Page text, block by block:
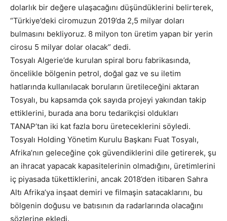
dolarlık bir değere ulaşacağını düşündüklerini belirterek,
“Türkiye’deki ciromuzun 2019’da 2,5 milyar doları
bulmasını bekliyoruz. 8 milyon ton üretim yapan bir yerin
cirosu 5 milyar dolar olacak” dedi.
Tosyalı Algerie’de kurulan spiral boru fabrikasında,
öncelikle bölgenin petrol, doğal gaz ve su iletim
hatlarında kullanılacak boruların üretileceğini aktaran
Tosyalı, bu kapsamda çok sayıda projeyi yakından takip
ettiklerini, burada ana boru tedarikçisi oldukları
TANAP’tan iki kat fazla boru üreteceklerini söyledi.
Tosyalı Holding Yönetim Kurulu Başkanı Fuat Tosyalı,
Afrika’nın geleceğine çok güvendiklerini dile getirerek, şu
an ihracat yapacak kapasitelerinin olmadığını, üretimlerini
iç piyasada tükettiklerini, ancak 2018’den itibaren Sahra
Altı Afrika’ya inşaat demiri ve filmaşin satacaklarını, bu
bölgenin doğusu ve batısının da radarlarında olacağını
sözlerine ekledi.